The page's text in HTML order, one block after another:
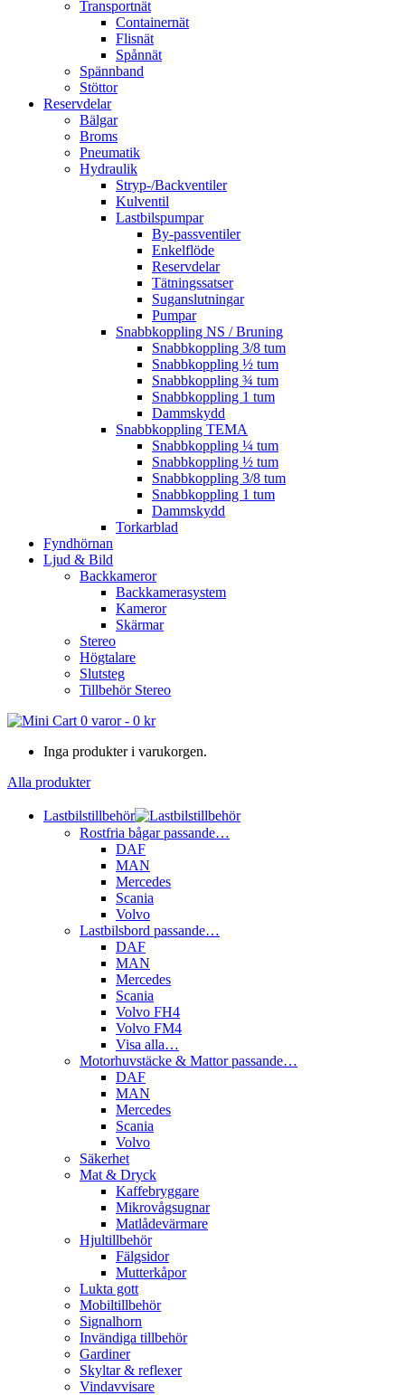
Transportnät
Containernät
Flisnät
Spånnät
Spännband
Stöttor
Reservdelar
Bälgar
Broms
Pneumatik
Hydraulik
Stryp-/Backventiler
Kulventil
Lastbilspumpar
By-passventiler
Enkelflöde
Reservdelar
Tätningssatser
Suganslutningar
Pumpar
Snabbkoppling NS / Bruning
Snabbkoppling 3/8 tum
Snabbkoppling ½ tum
Snabbkoppling ¾ tum
Snabbkoppling 1 tum
Dammskydd
Snabbkoppling TEMA
Snabbkoppling ¼ tum
Snabbkoppling ½ tum
Snabbkoppling 3/8 tum
Snabbkoppling 1 tum
Dammskydd
Torkarblad
Fyndhörnan
Ljud & Bild
Backkameror
Backkamerasystem
Kameror
Skärmar
Stereo
Högtalare
Slutsteg
Tillbehör Stereo
0 varor- 0 kr
Inga produkter i varukorgen.
Alla produkter
Lastbilstillbehör
Rostfria bågar passande…
DAF
MAN
Mercedes
Scania
Volvo
Lastbilsbord passande…
DAF
MAN
Mercedes
Scania
Volvo FH4
Volvo FM4
Visa alla…
Motorhuvstäcke & Mattor passande…
DAF
MAN
Mercedes
Scania
Volvo
Säkerhet
Mat & Dryck
Kaffebryggare
Mikrovågsugnar
Matlådevärmare
Hjultillbehör
Fälgsidor
Mutterkåpor
Lukta gott
Mobiltillbehör
Signalhorn
Invändiga tillbehör
Gardiner
Skyltar & reflexer
Vindavvisare